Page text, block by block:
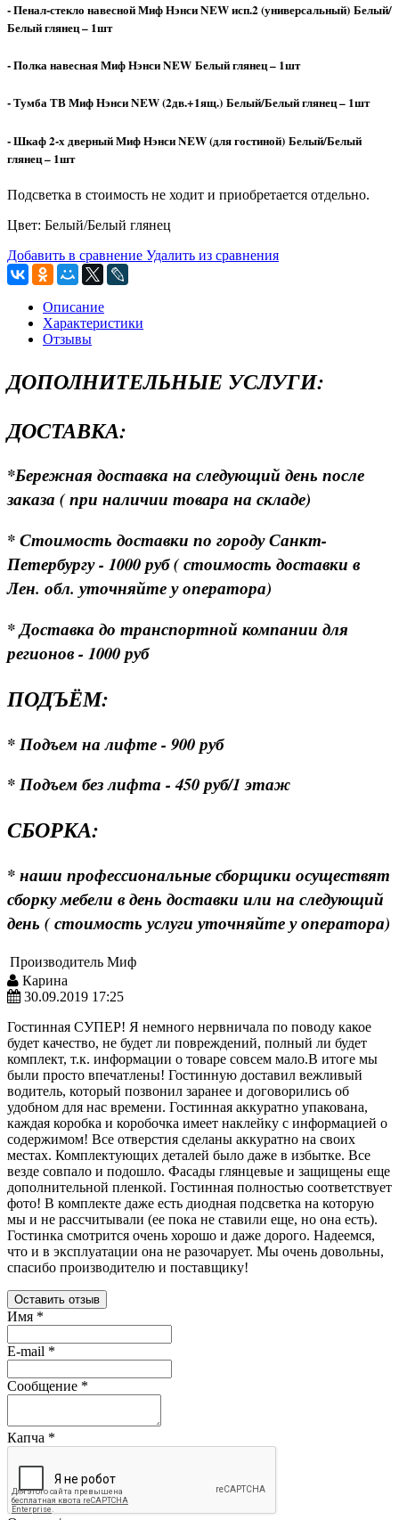
- Пенал-стекло навесной Миф Нэнси NEW исп.2 (универсальный) Белый/
Белый глянец – 1шт
- Полка навесная Миф Нэнси NEW Белый глянец – 1шт
- Тумба ТВ Миф Нэнси NEW (2дв.+1ящ.) Белый/Белый глянец – 1шт
- Шкаф 2-х дверный Миф Нэнси NEW (для гостиной) Белый/Белый
глянец – 1шт
Подсветка в стоимость не ходит и приобретается отдельно.
Цвет: Белый/Белый глянец
Добавить в сравнение Удалить из сравнения
Описание
Характеристики
Отзывы
ДОПОЛНИТЕЛЬНЫЕ УСЛУГИ:
ДОСТАВКА:
*Бережная доставка на следующий день после
заказа ( при наличии товара на складе)
* Стоимость доставки по городу Санкт-
Петербургу - 1000 руб ( стоимость доставки в
Лен. обл. уточняйте у оператора)
* Доставка до транспортной компании для
регионов - 1000 руб
ПОДЪЁМ:
* Подъем на лифте - 900 руб
* Подъем без лифта - 450 руб/1 этаж
СБОРКА:
* наши профессиональные сборщики осуществят
сборку мебели в день доставки или на следующий
день ( стоимость услуги уточняйте у оператора)
Производитель Миф
Карина
30.09.2019 17:25
Гостинная СУПЕР! Я немного нервничала по поводу какое
будет качество, не будет ли повреждений, полный ли будет
комплект, т.к. информации о товаре совсем мало.В итоге мы
были просто впечатлены! Гостинную доставил вежливый
водитель, который позвонил заранее и договорились об
удобном для нас времени. Гостинная аккуратно упакована,
каждая коробка и коробочка имеет наклейку с информацией о
содержимом! Все отверстия сделаны аккуратно на своих
местах. Комплектующих деталей было даже в избытке. Все
везде совпало и подошло. Фасады глянцевые и защищены еще
дополнительной пленкой. Гостинная полностью соответствует
фото! В комплекте даже есть диодная подсветка на которую
мы и не рассчитывали (ее пока не ставили еще, но она есть).
Гостинка смотрится очень хорошо и даже дорого. Надеемся,
что и в эксплуатации она не разочарует. Мы очень довольны,
спасибо производителю и поставщику!
Оставить отзыв
Имя *
E-mail *
Сообщение *
Капча *